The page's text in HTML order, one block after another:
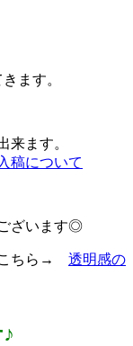
ます。
来ます。
稿について
ざいます◎
こちら→ 透明感の